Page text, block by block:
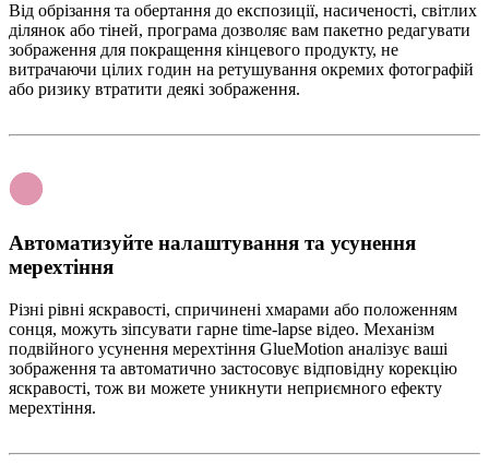
Від обрізання та обертання до експозиції, насиченості, світлих
ділянок або тіней, програма дозволяє вам пакетно редагувати
зображення для покращення кінцевого продукту, не
витрачаючи цілих годин на ретушування окремих фотографій
або ризику втратити деякі зображення.
Автоматизуйте налаштування та усунення
мерехтіння
Різні рівні яскравості, спричинені хмарами або положенням
сонця, можуть зіпсувати гарне time-lapse відео. Механізм
подвійного усунення мерехтіння GlueMotion аналізує ваші
зображення та автоматично застосовує відповідну корекцію
яскравості, тож ви можете уникнути неприємного ефекту
мерехтіння.